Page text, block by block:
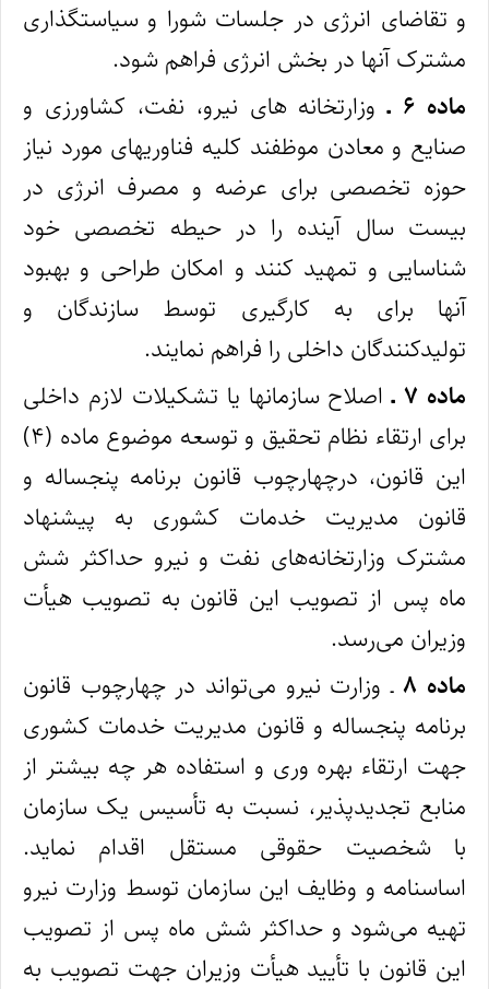
و تقاضای انرژی در جلسات شورا و سیاستگذاری
مشترک آنها در بخش انرژی فراهم شود.
ماده ۶ ـ
وزارتخانه‌ های نیرو، نفت، کشاورزی و
صنایع و معادن موظفند کلیه فناوریهای مورد نیاز
حوزه تخصصی برای عرضه و مصرف انرژی در
بیست سال آینده را در حیطه تخصصی خود
شناسایی و تمهید کنند و امکان طراحی و بهبود
آنها برای به‌ کارگیری توسط سازندگان و
تولیدکنندگان داخلی را فراهم نمایند.
ماده ۷ ـ
اصلاح سازمانها یا تشکیلات لازم داخلی
برای ارتقاء نظام تحقیق و توسعه موضوع ماده (۴)
این قانون، درچهارچوب قانون برنامه پنجساله و
قانون مدیریت خدمات کشوری به ‌پیشنهاد
مشترک وزارتخانه‌های نفت و نیرو حداکثر شش‌
ماه پس از تصویب این قانون به ‌تصویب هیأت
وزیران می‌رسد.
ماده ۸
ـ وزارت نیرو می‌تواند در چهارچوب قانون
برنامه پنجساله و قانون مدیریت خدمات کشوری
جهت ارتقاء بهره‌ وری و استفاده هر چه بیشتر از
منابع تجدیدپذیر، نسبت به تأسیس یک سازمان
با شخصیت حقوقی مستقل اقدام نماید.
اساسنامه و وظایف این سازمان توسط وزارت نیرو
تهیه می‌شود و حداکثر شش ماه پس از تصویب
این قانون با تأیید هیأت وزیران جهت تصویب به